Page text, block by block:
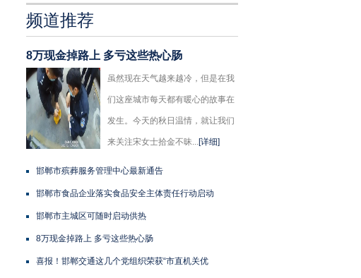
频道推荐
8万现金掉路上 多亏这些热心肠
虽然现在天气越来越冷，但是在我
们这座城市每天都有暖心的故事在
发生。今天的秋日温情，就让我们
来关注宋女士拾金不昧...[详细]
邯郸市殡葬服务管理中心最新通告
邯郸市食品企业落实食品安全主体责任行动启动
邯郸市主城区可随时启动供热
8万现金掉路上 多亏这些热心肠
喜报！邯郸交通这几个党组织荣获“市直机关优